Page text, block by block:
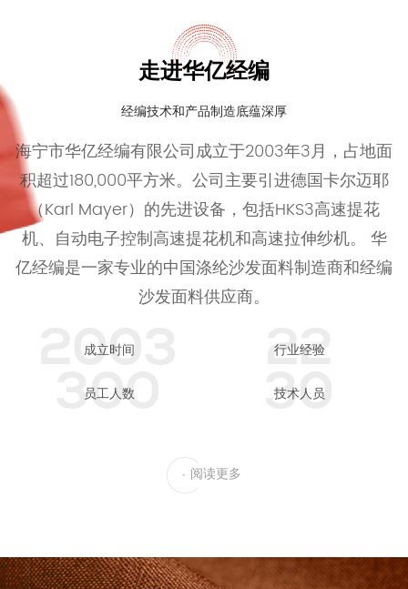
走进华亿经编
经编技术和产品制造底蕴深厚
海宁市华亿经编有限公司成立于2003年3月，占地面
积超过180,000平方米。公司主要引进德国卡尔迈耶
（Karl Mayer）的先进设备，包括HKS3高速提花
机、自动电子控制高速提花机和高速拉伸纱机。 华
亿经编是一家专业的中国涤纶沙发面料制造商和经编
沙发面料供应商。
2003
成立时间 22
行业经验
300
员工人数 30
技术人员
阅读更多